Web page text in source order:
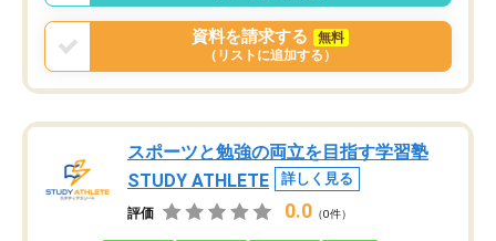
資料を請求する
無料
（リストに追加する）
スポーツと勉強の両立を目指す学習塾
STUDY ATHLETE
詳しく見る
評価 0.0 （0件）